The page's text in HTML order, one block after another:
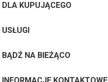
DLA KUPUJĄCEGO
USŁUGI
BĄDŹ NA BIEŻĄCO